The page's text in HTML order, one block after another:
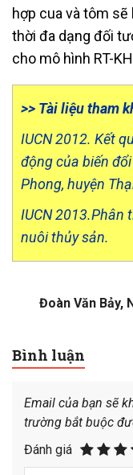
hợp cua và tôm
thời đa dạng đối
cho mô hình RT-
>> Tài liệu tham
IUCN 2012. Kết
động của biến
Phong, huyện
IUCN 2013.Phân
nuôi thủy sản.
Đoàn Văn Bảy,
Bình luận
Email của bạn sẽ
trường bắt buộc
Đánh giá